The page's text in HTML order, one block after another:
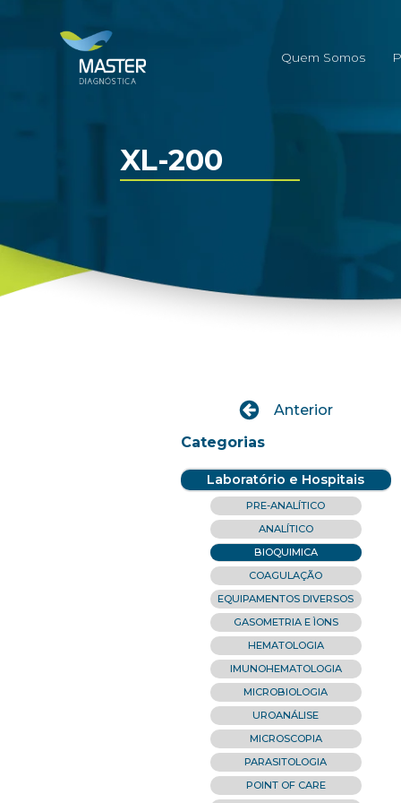
Quem Somos
XL-200
Anterior
Categorias
Laboratório e Hospitais
PRE-ANALÍTICO
ANALÍTICO
BIOQUIMICA
COAGULAÇÃO
EQUIPAMENTOS DIVERSOS
GASOMETRIA E ÌONS
HEMATOLOGIA
IMUNOHEMATOLOGIA
MICROBIOLOGIA
UROANÁLISE
MICROSCOPIA
PARASITOLOGIA
POINT OF CARE